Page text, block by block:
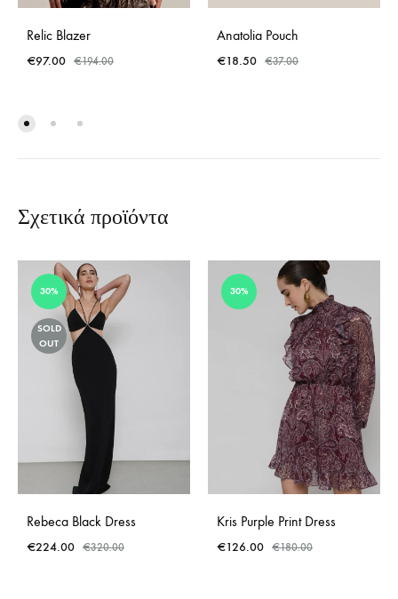
Relic Blazer
€97.00 €194.00
Anatolia Pouch
€18.50 €37.00
Σχετικά προϊόντα
30%
SOLD
OUT
Rebeca Black Dress
€224.00 €320.00
30%
Kris Purple Print Dress
€126.00 €180.00